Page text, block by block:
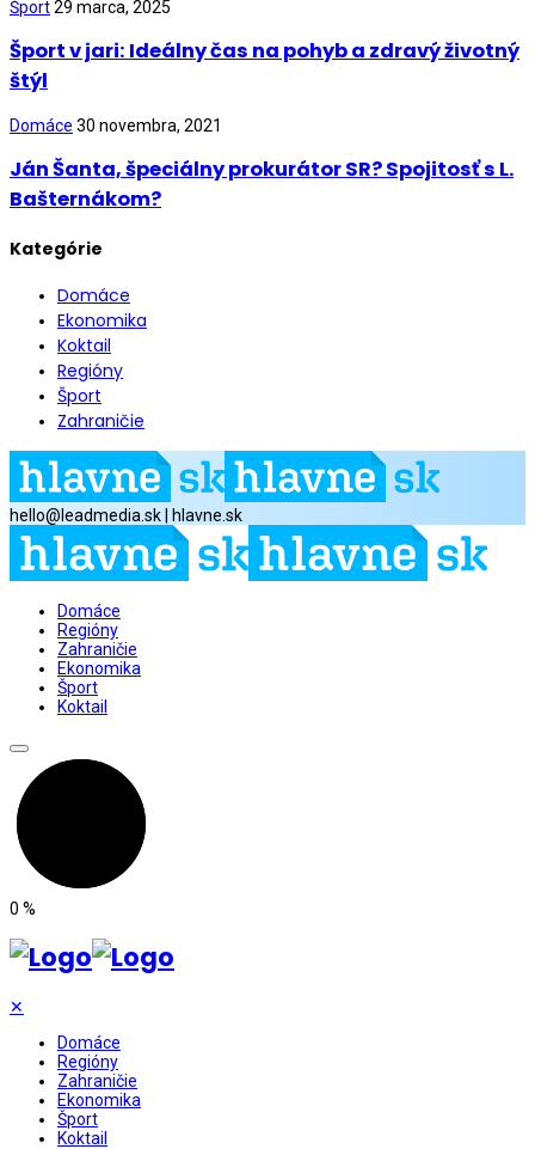
Šport29 marca, 2025
Šport v jari: Ideálny čas na pohyb a zdravý životný
štýl
Domáce 30 novembra, 2021
Ján Šanta, špeciálny prokurátor SR? Spojitosť s L.
Bašternákom?
Kategórie
Domáce
Ekonomika
Koktail
Regióny
Šport
Zahraničie
hello@leadmedia.sk | hlavne.sk
Domáce
Regióny
Zahraničie
Ekonomika
Šport
Koktail
0 %
✕
Domáce
Regióny
Zahraničie
Ekonomika
Šport
Koktail